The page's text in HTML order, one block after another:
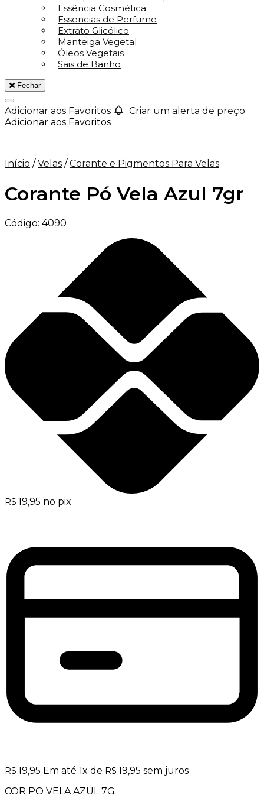
Essência Cosmética
Essencias de Perfume
Extrato Glicólico
Manteiga Vegetal
Óleos Vegetais
Sais de Banho
Fechar
Adicionar aos Favoritos
Criar um alerta de preço
Adicionar aos Favoritos
Início / Velas / Corante e Pigmentos Para Velas
Corante Pó Vela Azul 7gr
Código: 4090
R$ 19,95 no pix
R$ 19,95 Em até 1x de R$ 19,95 sem juros
COR PO VELA AZUL 7G